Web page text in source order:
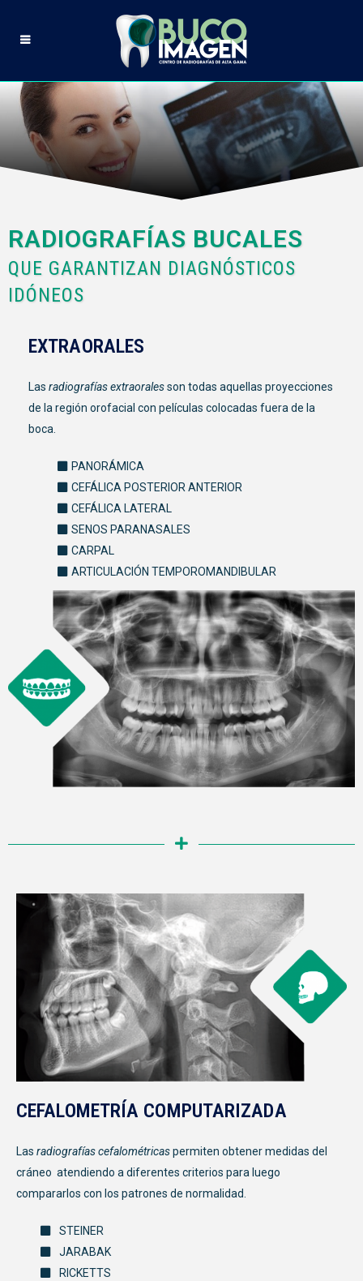
RADIOGRAFÍAS BUCALES
QUE GARANTIZAN DIAGNÓSTICOS
IDÓNEOS
EXTRAORALES
Las radiografías extraoralesson todas aquellas proyecciones
de la región orofacial con películas colocadas fuera de la
boca.
PANORÁMICA
CEFÁLICA POSTERIOR ANTERIOR
CEFÁLICA LATERAL
SENOS PARANASALES
CARPAL
ARTICULACIÓN TEMPOROMANDIBULAR
CEFALOMETRÍA COMPUTARIZADA
Las radiografías cefalométricaspermiten obtener medidas del
cráneo atendiendo a diferentes criterios para luego
compararlos con los patrones de normalidad.
STEINER
JARABAK
RICKETTS